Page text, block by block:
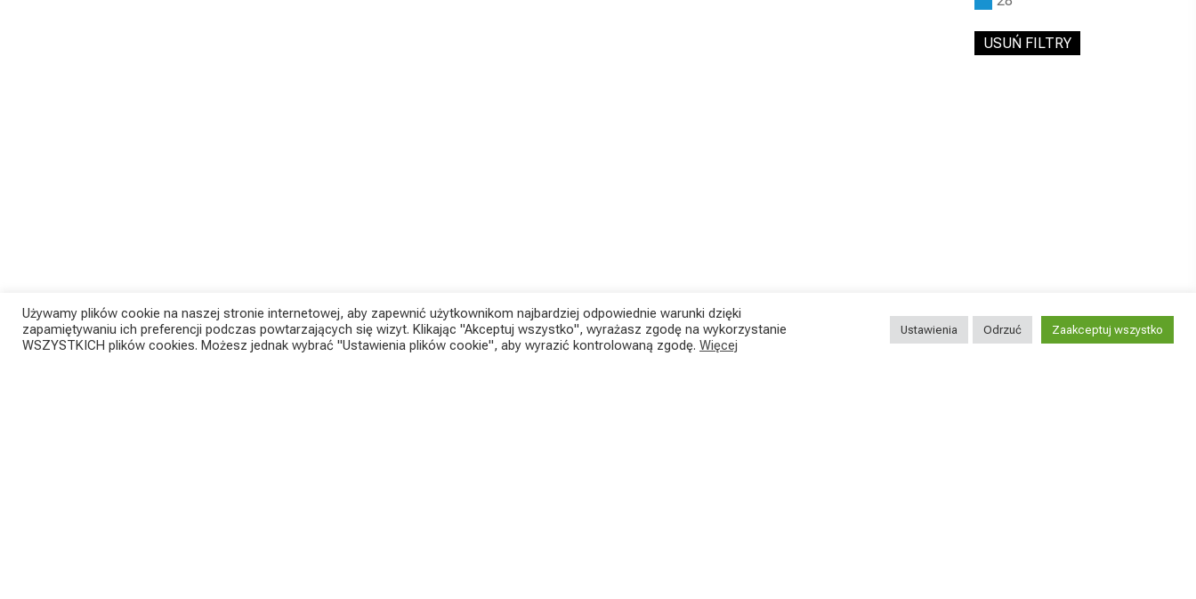
USUŃ FILTRY
Używamy plików cookie na naszej stronie internetowej, aby zapewnić użytkownikom najbardziej odpowiednie warunki dzięki
zapamiętywaniu ich preferencji podczas powtarzających się wizyt. Klikając "Akceptuj wszystko", wyrażasz zgodę na wykorzystanie
WSZYSTKICH plików cookies. Możesz jednak wybrać "Ustawienia plików cookie", aby wyrazić kontrolowaną zgodę. Więcej
Ustawienia Odrzuć Zaakceptuj wszystko